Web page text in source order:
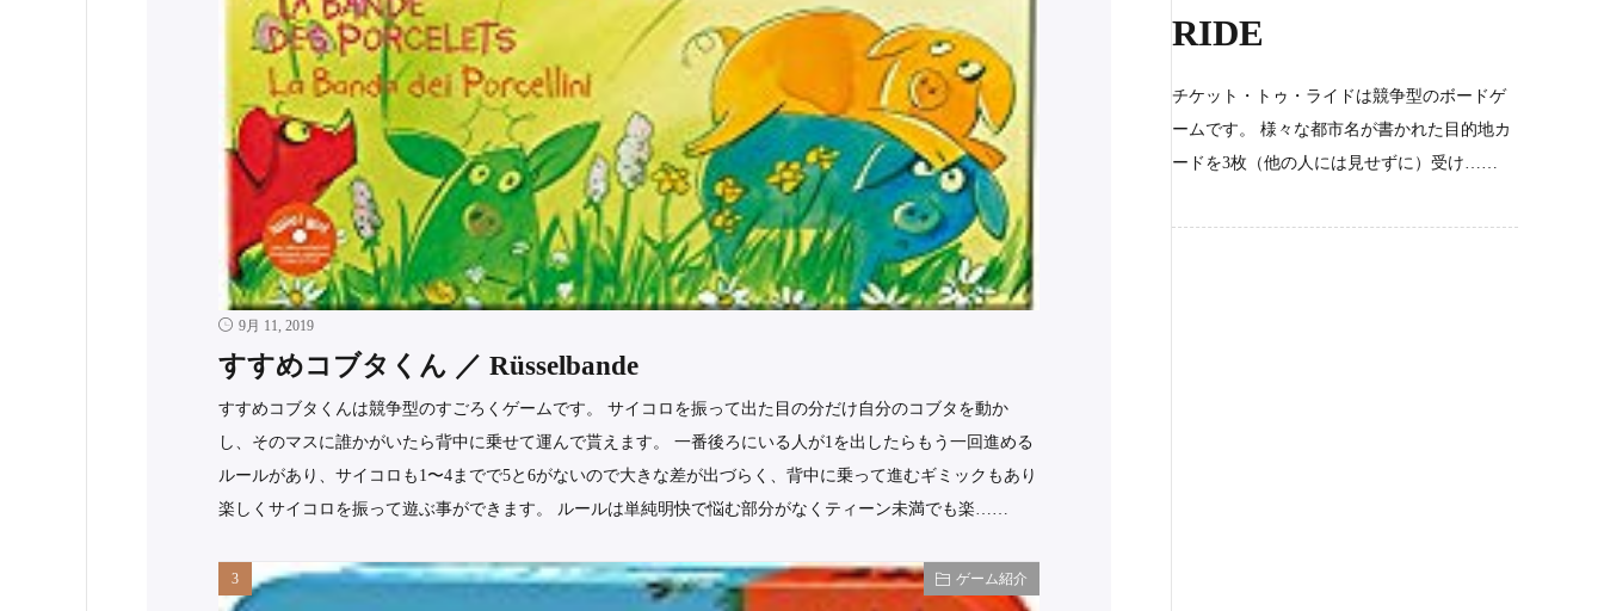
9月 11, 2019
すすめコブタくん ／ Rüsselbande
すすめコブタくんは競争型のすごろくゲームです。 サイコロを振って出た目の分だけ自分のコブタを動か
し、そのマスに誰かがいたら背中に乗せて運んで貰えます。 一番後ろにいる人が1を出したらもう一回進める
ルールがあり、サイコロも1〜4までで5と6がないので大きな差が出づらく、背中に乗って進むギミックもあり
楽しくサイコロを振って遊ぶ事ができます。 ルールは単純明快で悩む部分がなくティーン未満でも楽……
ゲーム紹介
RIDE
チケット・トゥ・ライドは競争型のボードゲ
ームです。 様々な都市名が書かれた目的地カ
ードを3枚（他の人には見せずに）受け……